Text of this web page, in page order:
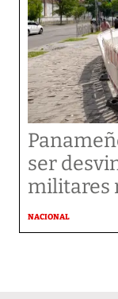
ser
militares
NACIONAL